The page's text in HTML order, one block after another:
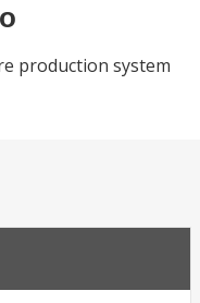
production system